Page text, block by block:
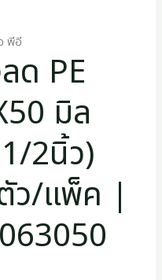
พีอี
ด PE
มิล
2นิ้ว)
ว/แพ็ค |